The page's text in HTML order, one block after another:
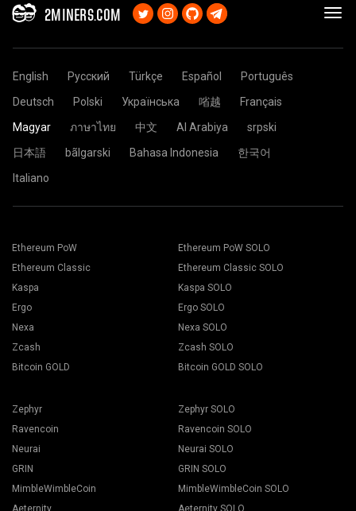
2MINERS.COM
English Русский Türkçe Español
Português
Deutsch
Polski Українська 㗂越
Français
Magyar
ภาษาไทย 中文 Al Arabiya
srpski
日本語
bãlgarski Bahasa Indonesia
한국어
Italiano
Ethereum PoW
Ethereum Classic
Kaspa
Ergo
Nexa
Zcash
Bitcoin GOLD
Ethereum PoW SOLO
Ethereum Classic SOLO
Kaspa SOLO
Ergo SOLO
Nexa SOLO
Zcash SOLO
Bitcoin GOLD SOLO
Zephyr
Ravencoin
Neurai
GRIN
MimbleWimbleCoin
Aeternity
Zephyr SOLO
Ravencoin SOLO
Neurai SOLO
GRIN SOLO
MimbleWimbleCoin SOLO
Aeternity SOLO